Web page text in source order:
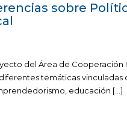
sobre
del Área de Cooperación
temáticas vinculadas
educación […]